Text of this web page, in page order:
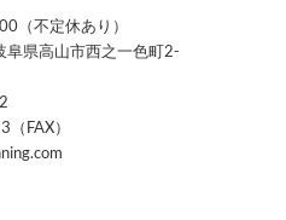
（不定休あり）
県高山市西之一色町2-
FAX）